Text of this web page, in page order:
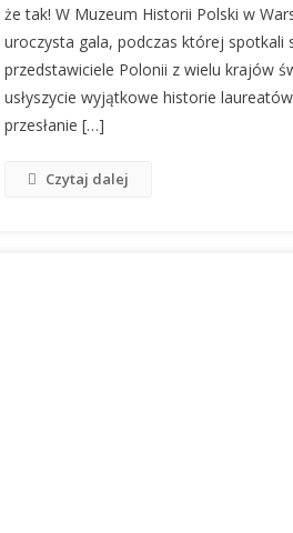
że tak! W Muzeum Historii Polski w
uroczysta gala, podczas której spotkali
przedstawiciele Polonii z wielu krajów
usłyszycie wyjątkowe historie
przesłanie […]
Czytaj dalej